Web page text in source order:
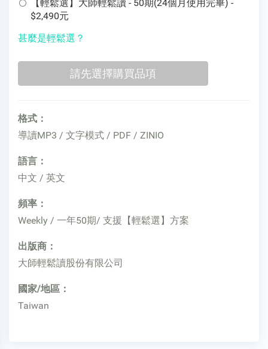
【輕鬆選】大師輕鬆讀 - 50期(24個月使用完畢) -
$2,490元
甚麼是輕鬆選？
格式：
導讀MP3 / 文字模式 / PDF / ZINIO
語言：
中文 / 英文
頻率：
Weekly / 一年50期/ 支援【輕鬆選】方案
出版商：
大師輕鬆讀股份有限公司
國家/地區：
Taiwan